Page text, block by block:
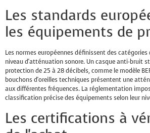
Les standards
les équipements de
Les normes européennes définissent des
niveau d'atténuation sonore. Un casque anti-bruit
protection de 25 à 28 décibels, comme le modèle
bouchons d'oreilles techniques présentent une
aux différentes fréquences. La réglementation
classification précise des équipements selon leur
Les certifications à